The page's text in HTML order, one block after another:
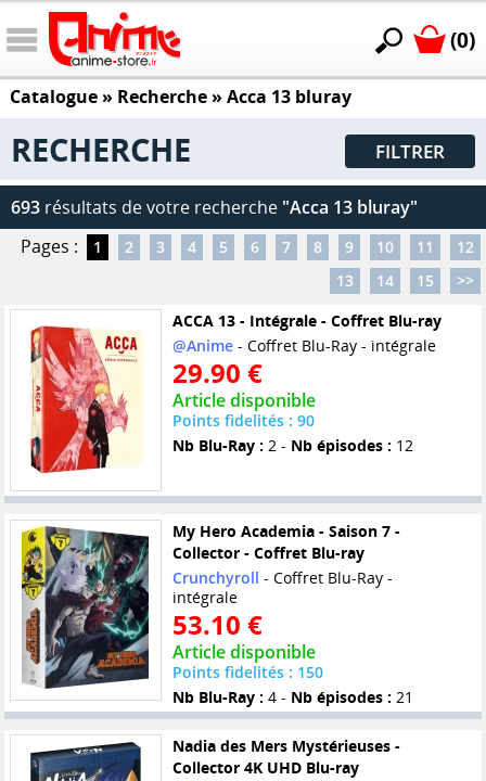
(0)
Catalogue» Recherche » Acca 13 bluray
RECHERCHE FILTRER
693 résultats de votre recherche "Acca 13 bluray"
Pages :
1 2 3 4 5 6 7 8 9 10 11
12
13
14 15
>>
ACCA 13 - Intégrale - Coffret Blu-ray
@Anime- Coffret Blu-Ray - intégrale
29.90 €
Article disponible
Points fidelités : 90
Nb Blu-Ray : 2 - Nb épisodes : 12
My Hero Academia - Saison 7 -
Collector - Coffret Blu-ray
Crunchyroll - Coffret Blu-Ray -
intégrale
53.10 €
Article disponible
Points fidelités : 150
Nb Blu-Ray : 4 - Nb épisodes : 21
Nadia des Mers Mystérieuses -
Collector 4K UHD Blu-ray